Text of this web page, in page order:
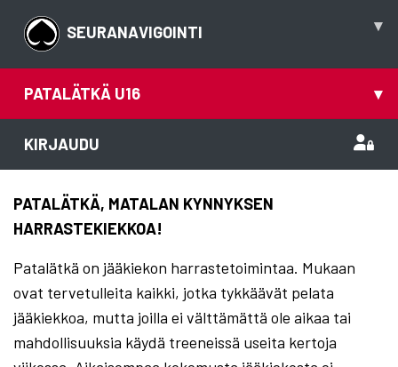
SEURANAVIGOINTI ▾
PATALÄTKÄ U16 ▾
KIRJAUDU
PATALÄTKÄ, MATALAN KYNNYKSEN
HARRASTEKIEKKOA!
Patalätkä on jääkiekon harrastetoimintaa. Mukaan
ovat tervetulleita kaikki, jotka tykkäävät pelata
jääkiekkoa, mutta joilla ei välttämättä ole aikaa tai
mahdollisuuksia käydä treeneissä useita kertoja